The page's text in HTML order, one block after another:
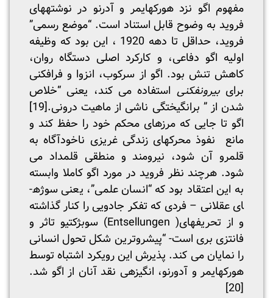
مفهوم اگو نزد هورکهایمر و آدرنو در نوشته­های
فروید به وضوح قابل استناد است. “موضع رسمی”
فروید، حداقل تا دهه 1920 ، این بود که وظیفه
اولیه اگو دفاعی، و کارکرد اصلی دستگاه روان،
کاهش تنش بود. اگو از سرکوب، انزوا و فرافکنی
برایبیرون­فکنی استفاده می کند، یعنی “خلاص
شدن از ” برانگیختگی ناشی از ماهیت درونی.[19]
اگو تا جایی که مرزهای محکم خود را حفظ کند و
مانع نفوذ محرکهای زندگی غریزی ناخودآگاه به
قلمرو آن شود، نیرومند و منطقی قلمداد می
شود. هرچند نظر فروید در مورد اگو کاملا وابسته
به این اعتقاد بود که “انسان علمی”، یعنی سوژه­
ای عقلانی – فردی که تفکر جادویی را کنار گذاشته
و از تحریف­های( Entsellungen) سوبژکتیو تاثر و
فانتزی بری است- “پیشروترین شکل تحول انسانی
را نمایان می کند. پذیرش این رویکرد اشتباه توسط
هورکهایمر و آدورنو، انگیزه­ی نقد آنان از اگو شد.
[20]